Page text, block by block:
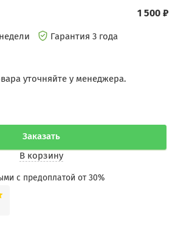
1 500 ₽
Гарантия 3 года
уточняйте у менеджера.
Заказать
В корзину
с предоплатой от 30%